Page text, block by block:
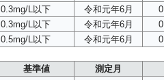
0.3mg/L以下 令和元年6月
0.3mg/L以下 令和元年6月
0.5mg/L以下 令和元年6月
基準値 測定月